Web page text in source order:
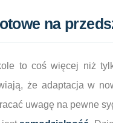
na
to coś więcej niż
że adaptacja w
uwagę na pewne